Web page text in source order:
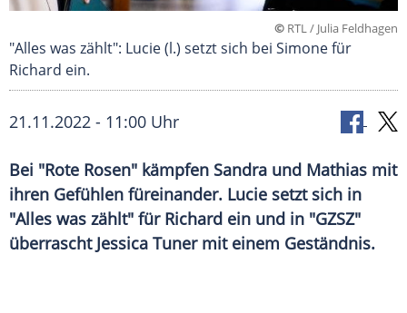
© RTL / Julia Feldhagen
"Alles was zählt": Lucie (l.) setzt sich bei Simone für
Richard ein.
21.11.2022 - 11:00 Uhr
Bei "Rote Rosen" kämpfen Sandra und Mathias mit
ihren Gefühlen füreinander. Lucie setzt sich in
"Alles was zählt" für Richard ein und in "GZSZ"
überrascht Jessica Tuner mit einem Geständnis.